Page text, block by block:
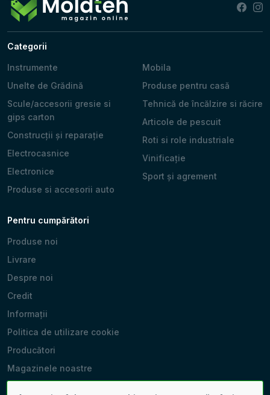
Categorii
Instrumente
Unelte de Grădină
Scule/accesorii gresie si
gips carton
Construcții și reparație
Electrocasnice
Electronice
Produse si accesorii auto
Mobila
Produse pentru casă
Tehnică de încălzire si răcire
Articole de pescuit
Roti si role industriale
Vinificație
Sport și agrement
Pentru cumpărători
Produse noi
Livrare
Despre noi
Credit
Informații
Politica de utilizare cookie
Producători
Magazinele noastre